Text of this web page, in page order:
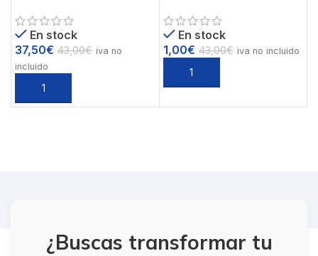
Ref. PUB-1
En stock
37,50€ 43,00€ iva no
incluido
En stock
1,00€ 43,00€ iva no incluido
¿Buscas transformar tu